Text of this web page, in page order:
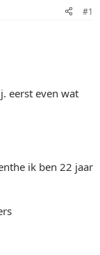
#1
eerst even wat
ik ben 22 jaar